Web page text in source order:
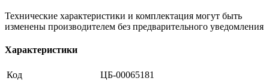
Технические характеристики и комплектация могут быть
изменены производителем без предварительного уведомления
Характеристики
Код
ЦБ-00065181